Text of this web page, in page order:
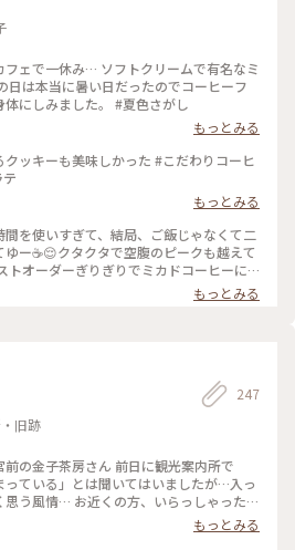
フェで一休み… ソフトクリームで有名なミ
日は本当に暑い日だったのでコーヒーフ
ロートがとっても身体にしみました。 #夏色さがし
もっとみる
も美味しかった #こだわりコーヒ
テ
もっとみる
を使いすぎて、結局、ご飯じゃなくて二
ー☕️😌クタクタで空腹のピークも越えて
トオーダーぎりぎりでミカドコーヒーに
常連さんの席なので、普段は中々ご案内
☺️｣って。これから暖かくなってくるとほ
｣って💦 恐るべしJK💦 #軽井沢 #ミ
二人
もっとみる
旧跡
247
の金子茶房さん 前日に観光案内所で
っている」とは聞いてはいましたが…入っ
思う風情… お近くの方、いらっしゃった
らそいただけたら嬉しいです♥️ #諏訪 #諏
もっとみる